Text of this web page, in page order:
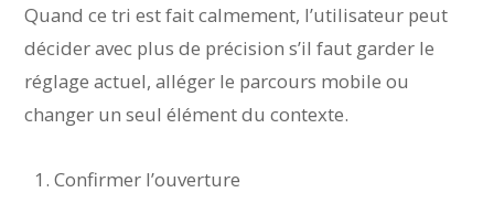
Quand ce tri est fait calmement, l’utilisateur peut
décider avec plus de précision s’il faut garder le
réglage actuel, alléger le parcours mobile ou
changer un seul élément du contexte.
Confirmer l’ouverture